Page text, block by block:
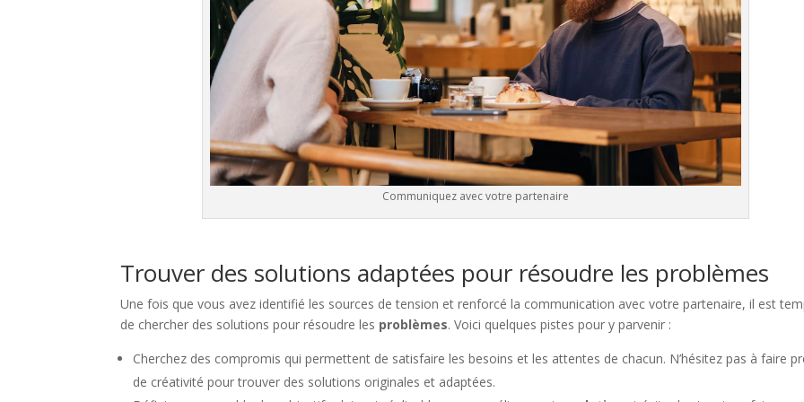
Communiquez avec votre partenaire
Trouver des solutions adaptées pour résoudre les problèmes
Une fois que vous avez identifié les sources de tension et renforcé la communication avec votre partenaire, il est
de chercher des solutions pour résoudre les problèmes. Voici quelques pistes pour y parvenir :
Cherchez des compromis qui permettent de satisfaire les besoins et les attentes de chacun. N’hésitez pas à faire
de créativité pour trouver des solutions originales et adaptées.